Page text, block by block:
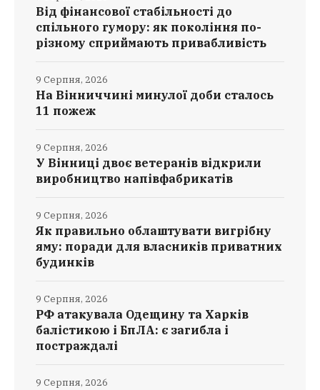
Від фінансової стабільності до
спільного гумору: як покоління по-
різному сприймають привабливість
На Вінниччині минулої доби сталось
11 пожеж
9 Серпня, 2026
У Вінниці двоє ветеранів відкрили
виробництво напівфабрикатів
9 Серпня, 2026
Як правильно облаштувати вигрібну
яму: поради для власників приватних
будинків
9 Серпня, 2026
РФ атакувала Одещину та Харків
балістикою і БпЛА: є загибла і
постраждалі
9 Серпня, 2026
9 Серпня, 2026